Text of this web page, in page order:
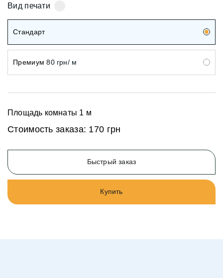
Вид печати
Стандарт
Премиум 80 грн/ м
Площадь комнаты 1 м
Стоимость заказа: 170 грн
Быстрый заказ
Купить